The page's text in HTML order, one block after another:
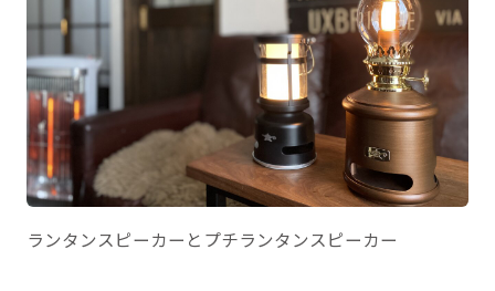
ランタンスピーカーとプチランタンスピーカー